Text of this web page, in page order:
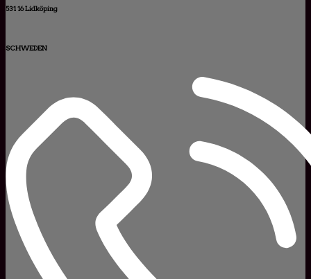
531 16 Lidköping
SCHWEDEN